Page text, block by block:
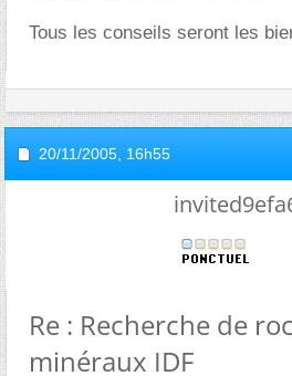
Tous les conseils seront les
20/11/2005, 16h55
Re : Recherche de
minéraux IDF